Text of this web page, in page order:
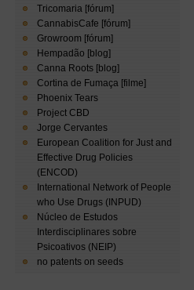
Tricomaria [fórum]
CannabisCafe [fórum]
Growroom [fórum]
Hempadão [blog]
Canna Roots [blog]
Cortina de Fumaça [filme]
Phoenix Tears
Project CBD
Jorge Cervantes
European Coalition for Just and
Effective Drug Policies
(ENCOD)
International Network of People
who Use Drugs (INPUD)
Núcleo de Estudos
Interdisciplinares sobre
Psicoativos (NEIP)
no patents on seeds